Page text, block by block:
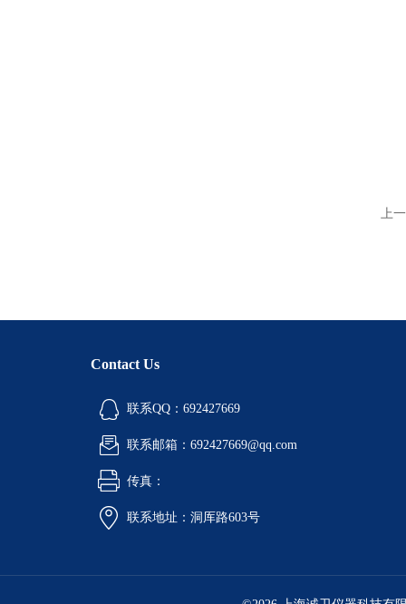
上
Contact Us
联系QQ：692427669
联系邮箱：692427669@qq.com
传真：
联系地址：洞厍路603号